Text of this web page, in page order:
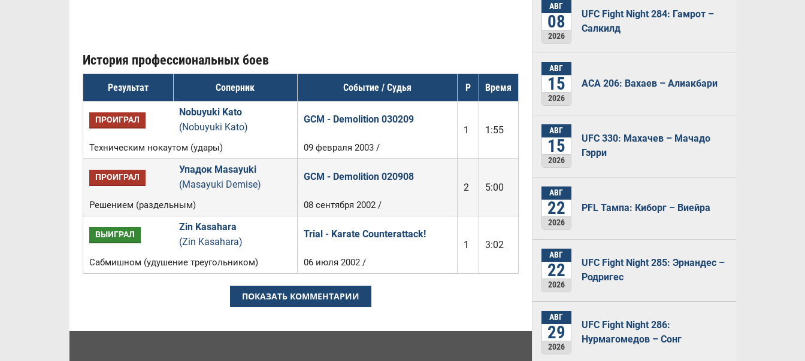
История профессиональных боев
Результат Соперник Событие / Судья Р Время
ПРОИГРАЛ
Nobuyuki Kato
(Nobuyuki Kato)
GCM - Demolition 030209
1
1:55
Техническим нокаутом (удары) 09 февраля 2003 /
ПРОИГРАЛ
Упадок Masayuki
(Masayuki Demise)
GCM - Demolition 020908
2
5:00
Решением (раздельным) 08 сентября 2002 /
ВЫИГРАЛ
Zin Kasahara
(Zin Kasahara)
Trial - Karate Counterattack!
1
3:02
Сабмишном (удушение треугольником) 06 июля 2002 /
ПОКАЗАТЬ КОММЕНТАРИИ
АВГ
08
2026
UFC Fight Night 284: Гамрот –
Салкилд
АВГ
15
2026
ACA 206: Вахаев – Алиакбари
АВГ
15
2026
UFC 330: Махачев – Мачадо
Гэрри
АВГ
22
2026
PFL Тампа: Киборг – Виейра
АВГ
22
2026
UFC Fight Night 285: Эрнандес –
Родригес
АВГ
29
2026
UFC Fight Night 286:
Нурмагомедов – Сонг